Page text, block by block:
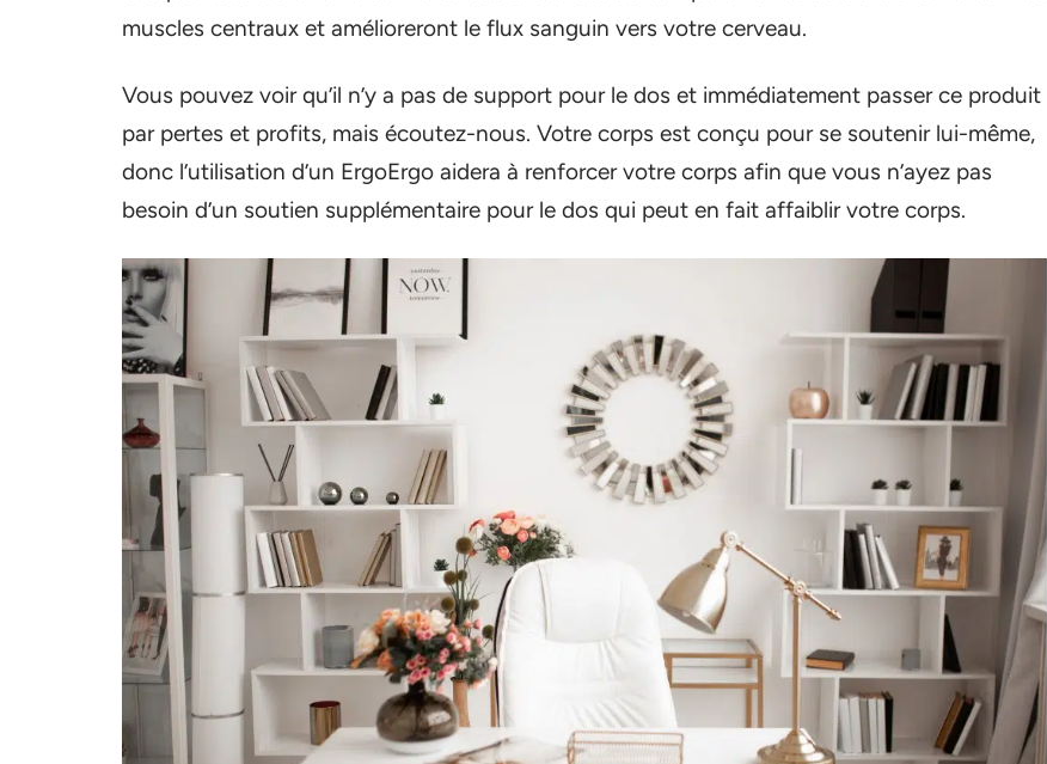
muscles centraux et amélioreront le flux sanguin vers votre cerveau.
Vous pouvez voir qu’il n’y a pas de support pour le dos et immédiatement passer ce produit
par pertes et profits, mais écoutez-nous. Votre corps est conçu pour se soutenir lui-même,
donc l’utilisation d’un ErgoErgo aidera à renforcer votre corps afin que vous n’ayez pas
besoin d’un soutien supplémentaire pour le dos qui peut en fait affaiblir votre corps.